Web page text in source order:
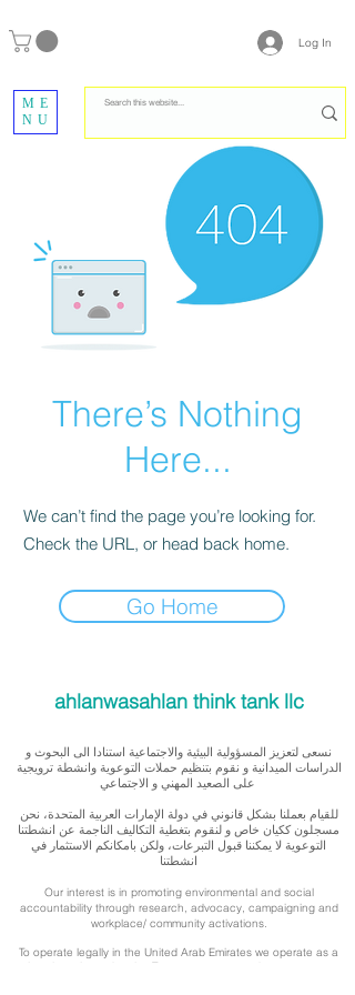
Log In
ME
NU
There’s Nothing
Here...
We can’t find the page you’re looking for.
Check the URL, or head back home.
Go Home
ahlanwasahlan think tank llc
نسعى لتعزيز المسؤولية البيئية والاجتماعية استنادا الى البحوث و
الدراسات الميدانية و نقوم بتنظيم حملات التوعوية وانشطة ترويجية
للقيام بعملنا بشكل قانوني في دولة الإمارات العربية المتحدة، نحن
مسجلون ككيان خاص و لنقوم بتغطية التكاليف الناجمة عن انشطتنا
التوعوية لا يمكننا قبول التبرعات، ولكن بامكانكم الاستثمار في
انشطتنا
Our interest is in promoting environmental and social
accountability through research, advocacy, campaigning and
workplace/ community activations.
To operate legally in the United Arab Emirates we operate as a
privately registered entity. To cover our outreach expenses, we